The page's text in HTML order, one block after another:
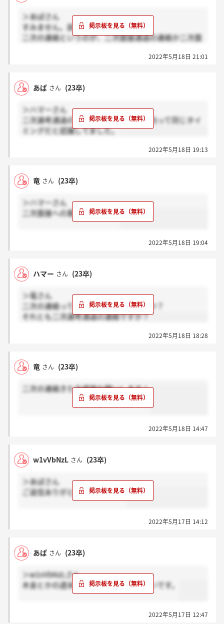
＞あぱさん
すみません。誤字をしていました。
二次の連絡というのが、二次面接通過の連絡か二次面
私は二次面接への案内は１週間ほど前に来ました。面
二次面接通過のご連絡があった方はいらっしゃいます
か。
2022年5月18日 21:01
あぱ さん (23卒)
＞ハマーさん
二次選考通過の連絡とニ次面接への案内って同じタイ
ミングだと認識してました。
2022年5月18日 19:13
竜 さん (23卒)
＞ハマーさん
二次面接への案内のことです
2022年5月18日 19:04
ハマー さん (23卒)
＞竜さん
二次の連絡って二次面接への案内ですか？
それとも二次選考通過の連絡ですか？
2022年5月18日 18:28
竜 さん (23卒)
二次の連絡きた方感謝お願いします！
2022年5月18日 14:47
w1vVbNzL さん (23卒)
＞あぱさん
ご返信ありがとうございます！
2022年5月17日 14:12
あぱ さん (23卒)
＞w1vVbNzLさん
木金とかの週末の人も昨日来てるらしいです。
2022年5月17日 12:47